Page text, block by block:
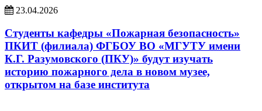
23.04.2026
Студенты кафедры «Пожарная безопасность»
ПКИТ (филиала) ФГБОУ ВО «МГУТУ имени
К.Г. Разумовского (ПКУ)» будут изучать
историю пожарного дела в новом музее,
открытом на базе института